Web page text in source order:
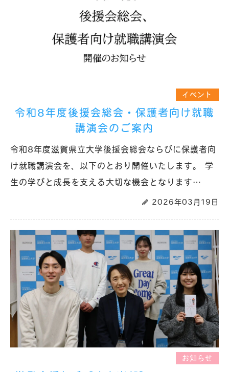
イベント
令和8年度後援会総会・保護者向け就職
講演会のご案内
令和8年度滋賀県立大学後援会総会ならびに保護者向
け就職講演会を、以下のとおり開催いたします。 学
生の学びと成長を支える大切な機会となります…
2026年03月19日
お知らせ